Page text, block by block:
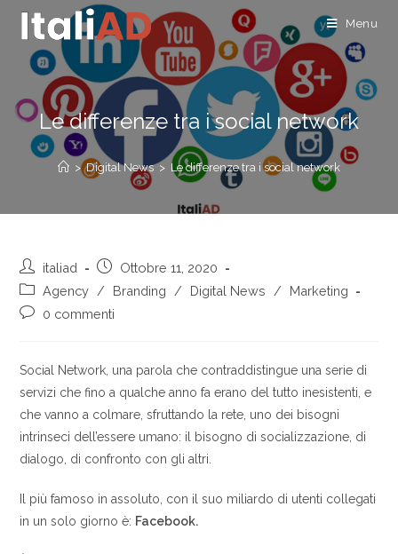
Menu
Le differenze tra i social network
> Digital News > Le differenze tra i social network
italiad
Ottobre 11, 2020
Agency / Branding / Digital News /
Marketing
0 commenti
Social Network, una parola che contraddistingue una serie di
servizi che fino a qualche anno fa erano del tutto inesistenti, e
che vanno a colmare, sfruttando la rete, uno dei bisogni
intrinseci dell’essere umano: il bisogno di socializzazione, di
dialogo, di confronto con gli altri.
Il più famoso in assoluto, con il suo miliardo di utenti collegati
in un solo giorno è: Facebook.